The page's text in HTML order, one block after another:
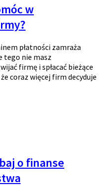
w
płatności zamraża
tego nie masz
firmę i spłacać bieżące
coraz więcej firm decyduje
o finanse